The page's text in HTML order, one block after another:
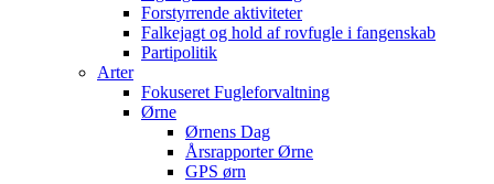
Forstyrrende aktiviteter
Falkejagt og hold af rovfugle i fangenskab
Partipolitik
Arter
Fokuseret Fugleforvaltning
Ørne
Ørnens Dag
Årsrapporter Ørne
GPS ørn